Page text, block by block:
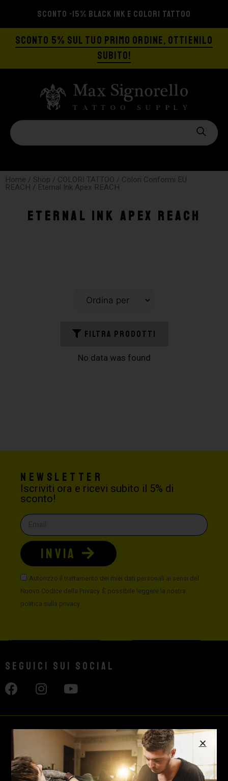
SPEDIZIONE GRATIS A PARTIRE
SCONTO 5% SUL TUO PRIMO ORDINE, OTTIENILO
SUBITO!
Home / Shop / COLORI TATTOO / Colori Conformi EU
REACH / Eternal Ink Apex REACH
Eternal Ink Apex REACH
FILTRA PRODOTTI
No data was found
Newsletter
Iscriviti ora e ricevi subito il 5% di
sconto!
Autorizzo il trattamento dei miei dati personali ai sensi del
Nuovo Codice della Privacy. È possibile leggere la nostra
politica sulla privacy
INVIA
Seguici sui social